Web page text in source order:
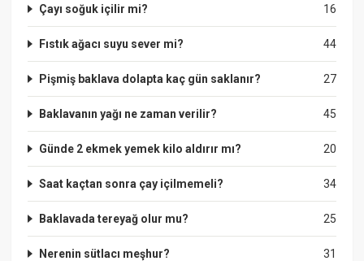
16
Çayı soğuk içilir mi?
44
Fıstık ağacı suyu sever mi?
27
Pişmiş baklava dolapta kaç gün saklanır?
45
Baklavanın yağı ne zaman verilir?
20
Günde 2 ekmek yemek kilo aldırır mı?
34
Saat kaçtan sonra çay içilmemeli?
25
Baklavada tereyağ olur mu?
31
Nerenin sütlacı meşhur?